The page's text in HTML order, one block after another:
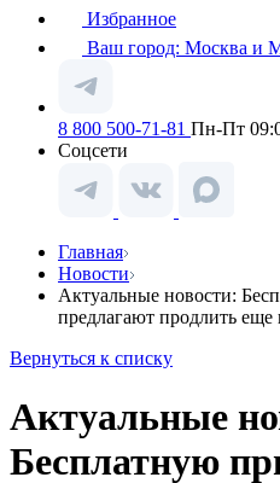
Избранное
Ваш город: Москва и
8 800 500-71-81 Пн-Пт
Соцсети
Главная
Новости
Актуальные новости:
предлагают продлить еще
Вернуться к списку
Актуальные
Бесплатную